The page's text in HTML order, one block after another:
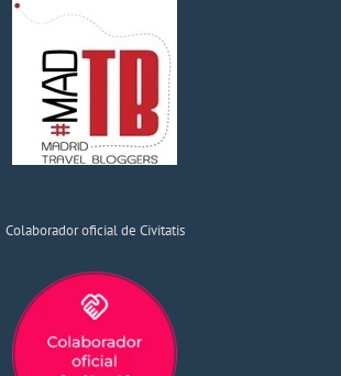
Colaborador oficial de Civitatis